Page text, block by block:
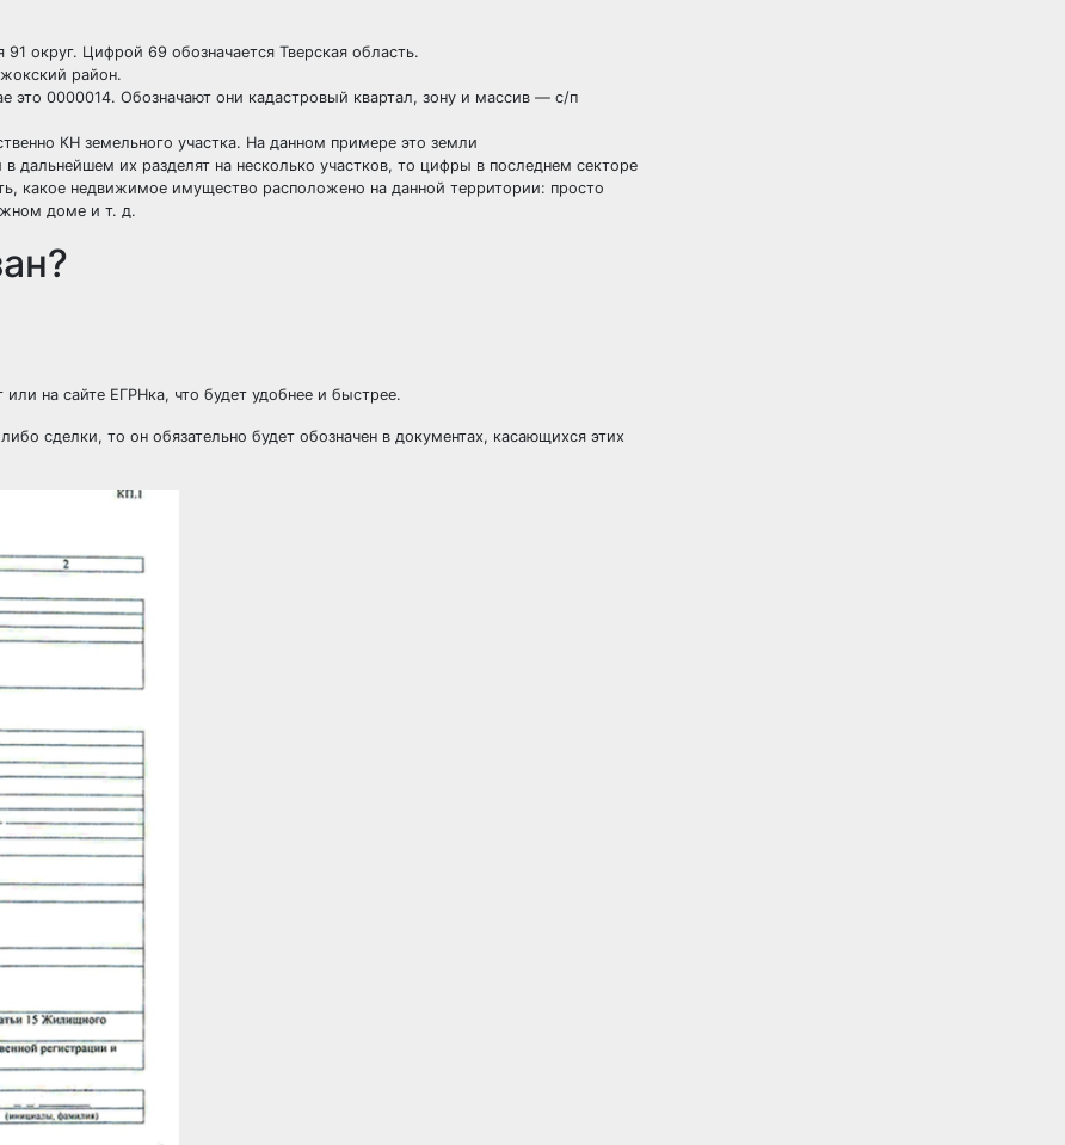
округ. Цифрой 69 обозначается Тверская область.
район.
это 0000014. Обозначают они кадастровый квартал, зону и массив — с/п
КН земельного участка. На данном примере это земли
дальнейшем их разделят на несколько участков, то цифры в последнем секторе
какое недвижимое имущество расположено на данной территории: просто
доме и т. д.
на сайте ЕГРНка, что будет удобнее и быстрее.
сделки, то он обязательно будет обозначен в документах, касающихся этих